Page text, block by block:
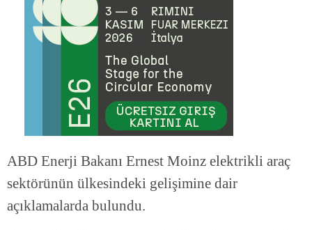
ABD Enerji Bakanı Ernest Moinz elektrikli araç
sektörünün ülkesindeki gelişimine dair
açıklamalarda bulundu.